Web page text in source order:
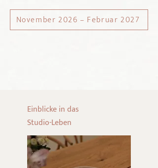
November 2026 – Februar 2027
Einblicke in das
Studio-Leben